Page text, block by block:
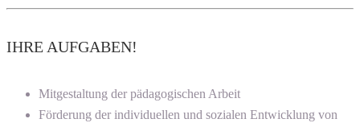
IHRE AUFGABEN!
Mitgestaltung der pädagogischen Arbeit
Förderung der individuellen und sozialen Entwicklung von